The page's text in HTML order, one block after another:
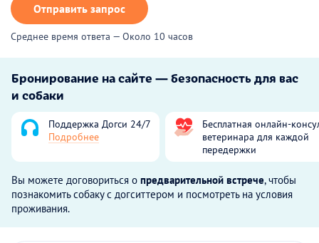
Отправить запрос
Среднее время ответа — Около 10 часов
Бронирование на сайте — безопасность для вас
и собаки
Поддержка Догси 24/7
Подробнее
Бесплатная онлайн-
ветеринара для каждой
передержки
Вы можете договориться о предварительной встрече, чтобы
познакомить собаку с догситтером и посмотреть на условия
проживания.